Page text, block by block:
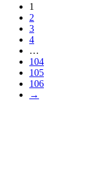
1
2
3
4
…
104
105
106
→